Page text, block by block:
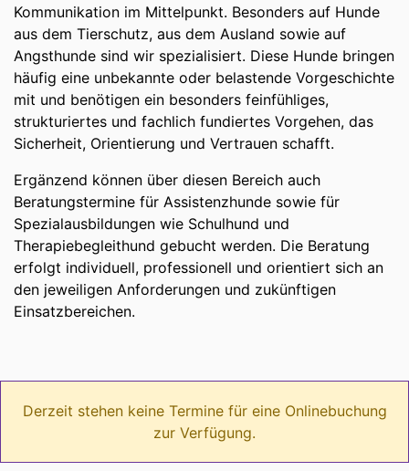
Kommunikation im Mittelpunkt. Besonders auf Hunde
aus dem Tierschutz, aus dem Ausland sowie auf
Angsthunde sind wir spezialisiert. Diese Hunde bringen
häufig eine unbekannte oder belastende Vorgeschichte
mit und benötigen ein besonders feinfühliges,
strukturiertes und fachlich fundiertes Vorgehen, das
Sicherheit, Orientierung und Vertrauen schafft.
Ergänzend können über diesen Bereich auch
Beratungstermine für Assistenzhunde sowie für
Spezialausbildungen wie Schulhund und
Therapiebegleithund gebucht werden. Die Beratung
erfolgt individuell, professionell und orientiert sich an
den jeweiligen Anforderungen und zukünftigen
Einsatzbereichen.
Derzeit stehen keine Termine für eine Onlinebuchung
zur Verfügung.